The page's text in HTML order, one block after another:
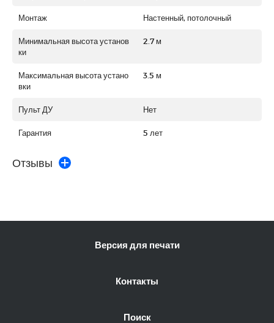
Монтаж Настенный, потолочный
Минимальная высота установ
ки
2.7 м
Максимальная высота устано
вки
3.5 м
Пульт ДУ Нет
Гарантия 5 лет
Отзывы
Версия для печати
Контакты
Поиск